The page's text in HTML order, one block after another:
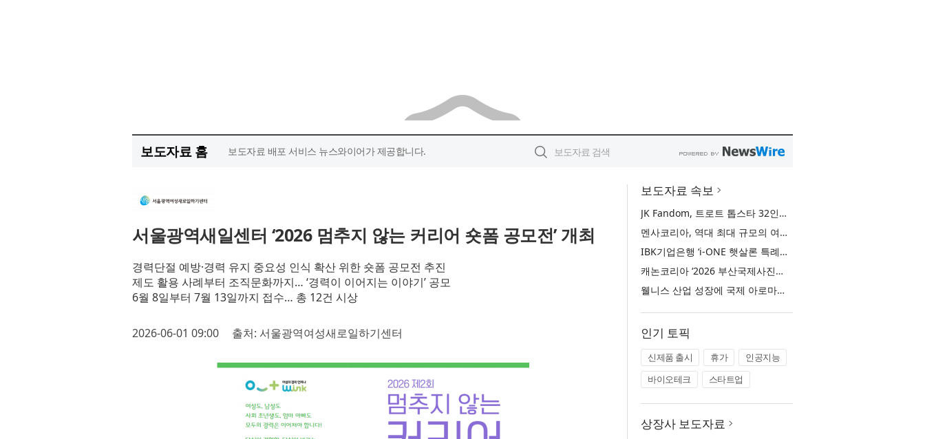
보도자료 홈 보도자료 배포 서비스 뉴스와이어가 제공합니다.
서울광역새일센터 ‘2026 멈추지 않는 커리어 숏폼 공모전’ 개최
경력단절 예방·경력 유지 중요성 인식 확산 위한 숏폼 공모전 추진
제도 활용 사례부터 조직문화까지… ‘경력이 이어지는 이야기’ 공모
6월 8일부터 7월 13일까지 접수… 총 12건 시상
2026-06-01 09:00 출처: 서울광역여성새로일하기센터
보도자료 속보
JK Fandom, 트로트 톱스타 32인의 서바이벌 투표 ‘트롯 전쟁 - 최후의 왕좌’ 개최
멘사코리아, 역대 최대 규모의 여름 모꼬지 ‘2026 멘사 마법학교’ 성료
IBK기업은행 ‘i-ONE 햇살론 특례보증’ 출시
캐논코리아 ‘2026 부산국제사진제’ 후원사 참여… 역대 미래작가상 수상자 특별전 선봬
웰니스 산업 성장에 국제 아로마테라피 교육 관심 증가… 국제 ITEC 과정 9월 개강
인기 토픽
신제품 출시 휴가
인공지능
바이오테크
스타트업
상장사 보도자료